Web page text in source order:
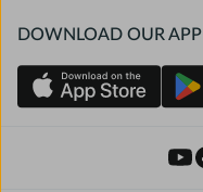
DOWNLOAD OUR APP